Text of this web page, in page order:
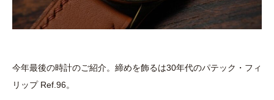
今年最後の時計のご紹介。締めを飾るは30年代のパテック・フィ
リップ Ref.96。